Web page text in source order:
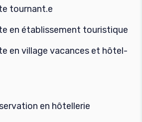
tournant.e
en établissement touristique
en village vacances et hôtel-
en hôtellerie